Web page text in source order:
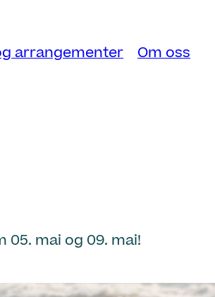
arrangementer
Om oss
05. mai og 09. mai!